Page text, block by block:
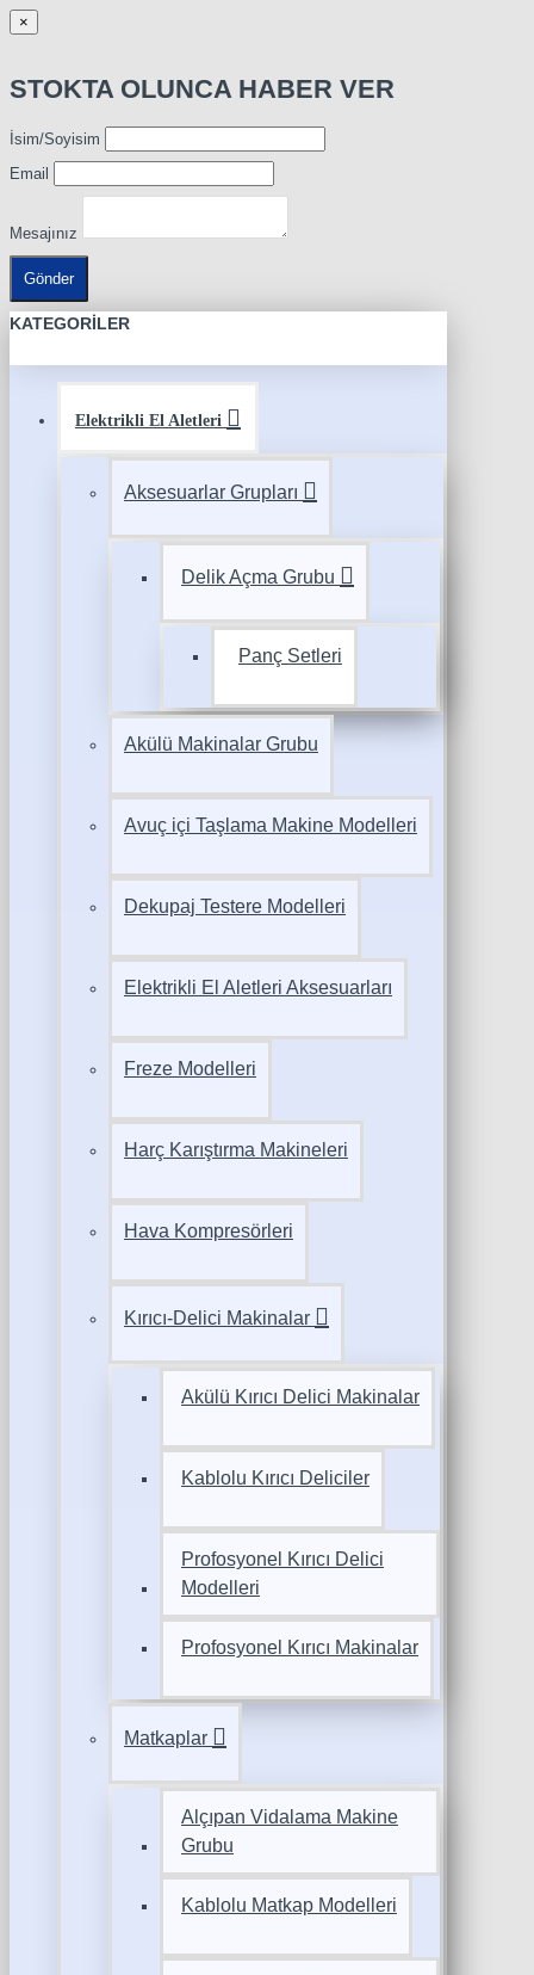
×
STOKTA OLUNCA HABER VER
İsim/Soyisim
Email
Mesajınız
Gönder
KATEGORILER
Elektrikli El Aletleri
Aksesuarlar Grupları
Delik Açma Grubu
Panç Setleri
Akülü Makinalar Grubu
Avuç içi Taşlama Makine Modelleri
Dekupaj Testere Modelleri
Elektrikli El Aletleri Aksesuarları
Freze Modelleri
Harç Karıştırma Makineleri
Hava Kompresörleri
Kırıcı-Delici Makinalar
Akülü Kırıcı Delici Makinalar
Kablolu Kırıcı Deliciler
Profosyonel Kırıcı Delici
Modelleri
Profosyonel Kırıcı Makinalar
Matkaplar
Alçıpan Vidalama Makine
Grubu
Kablolu Matkap Modelleri